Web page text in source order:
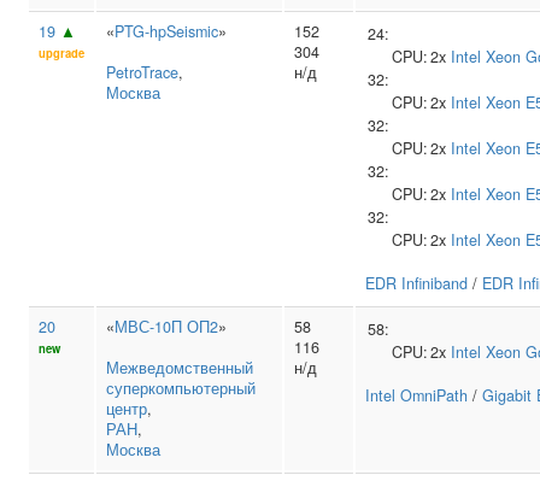
19 ▲
upgrade
«PTG-hpSeismic»
PetroTrace,
Москва
152
304
н/д
24:
CPU:2x Intel Xeon
32:
CPU:2x Intel Xeon
32:
CPU:2x Intel Xeon
32:
CPU:2x Intel Xeon
32:
CPU:2x Intel Xeon
EDR Infiniband / EDR
20
new
«МВС-10П ОП2»
Межведомственный
суперкомпьютерный
центр,
РАН,
Москва
58
116
н/д
58:
CPU:2x Intel Xeon
Intel OmniPath / Gigabit